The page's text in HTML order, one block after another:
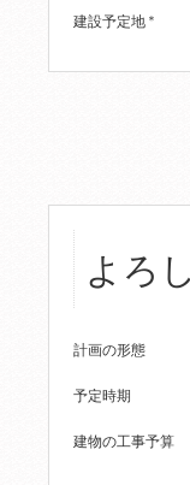
建設予定地 ＊
よろ
計画の形態
予定時期
建物の工事予算